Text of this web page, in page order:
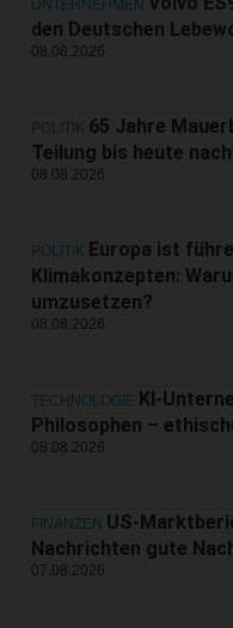
UNTERNEHMEN
den Deutschen
08.08.2026
POLITIK 65 Jahre
Teilung bis heute
08.08.2026
POLITIK Europa ist
Klimakonzepten:
umzusetzen?
08.08.2026
TECHNOLOGIE KI-
Philosophen –
08.08.2026
FINANZEN US-
Nachrichten gute
07.08.2026